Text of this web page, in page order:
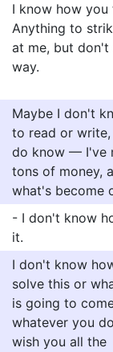
I know how you
Anything to
at me, but
way.
Maybe I don't
to read or
do know — I've
tons of money,
what's become
- I don't know
it.
I don't know
solve this or
is going to
whatever you
wish you all the